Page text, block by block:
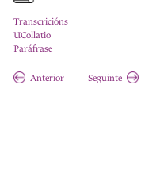
Transcricións
UCollatio
Paráfrase
Anterior Seguinte